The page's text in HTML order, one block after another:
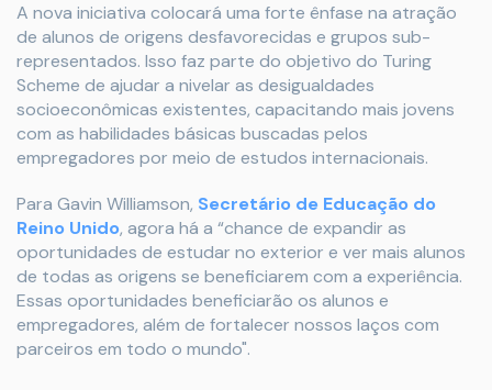
A nova iniciativa colocará uma forte ênfase na atração
de alunos de origens desfavorecidas e grupos sub-
representados. Isso faz parte do objetivo do Turing
Scheme de ajudar a nivelar as desigualdades
socioeconômicas existentes, capacitando mais jovens
com as habilidades básicas buscadas pelos
empregadores por meio de estudos internacionais.
Para Gavin Williamson, Secretário de Educação do
Reino Unido, agora há a “chance de expandir as
oportunidades de estudar no exterior e ver mais alunos
de todas as origens se beneficiarem com a experiência.
Essas oportunidades beneficiarão os alunos e
empregadores, além de fortalecer nossos laços com
parceiros em todo o mundo".